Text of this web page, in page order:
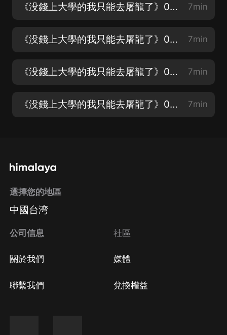
《没錢上大學的我只能去屠龍了》004網吧（慢熱可從50集聽起） 7min
《没錢上大學的我只能去屠龍了》005 醉翁亭記（慢熱可從50集聽起） 7min
《没錢上大學的我只能去屠龍了》006 階級敵人 7min
《没錢上大學的我只能去屠龍了》007 反恐精英 7min
選擇您的地區
中國台湾
公司信息
關於我們
聯繫我們
社區
媒體
兌換權益